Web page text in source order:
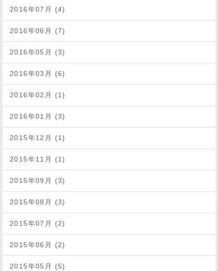
2016年07月 (4)
2016年06月 (7)
2016年05月 (3)
2016年03月 (6)
2016年02月 (1)
2016年01月 (3)
2015年12月 (1)
2015年11月 (1)
2015年09月 (3)
2015年08月 (3)
2015年07月 (2)
2015年06月 (2)
2015年05月 (5)